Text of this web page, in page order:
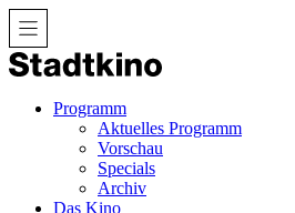
Zum
Inhalt
Programm
Aktuelles Programm
Vorschau
Specials
Archiv
Das Kino